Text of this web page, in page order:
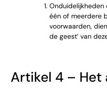
Onduidelijkheden
één of meerdere
voorwaarden,
de geest’ van
Artikel 4 – Het